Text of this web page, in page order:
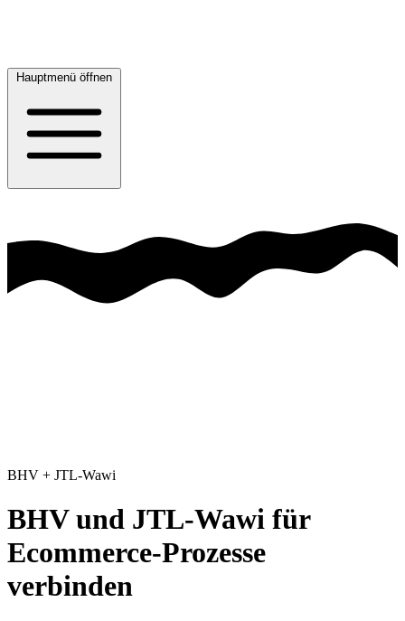
Hauptmenü öffnen
BHV + JTL-Wawi
BHV und JTL-Wawi für
Ecommerce-Prozesse
verbinden